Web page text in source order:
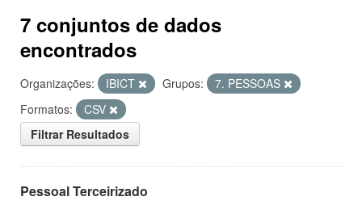
7 conjuntos de dados
encontrados
Organizações: IBICT Grupos:
7. PESSOAS
Formatos:
CSV
Filtrar Resultados
Pessoal Terceirizado